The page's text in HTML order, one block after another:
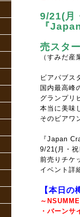
9/21(月
『
～ビ
売スタ
（すみだ産
ビアパブス
国内最高峰
グランプリ
本当に美味
そのビアワ
『Japan
9/21(月・
前売りチケ
イベント詳
【本日の
～
・バーン